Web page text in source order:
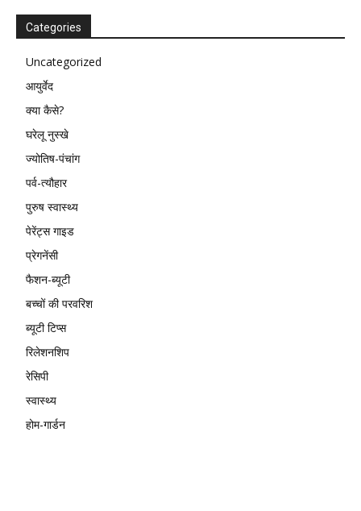
Categories
Uncategorized
आयुर्वेद
क्या कैसे?
घरेलू नुस्खे
ज्योतिष-पंचांग
पर्व-त्यौहार
पुरुष स्वास्थ्य
पेरेंट्स गाइड
प्रेगनेंसी
फैशन-ब्यूटी
बच्चों की परवरिश
ब्यूटी टिप्स
रिलेशनशिप
रेसिपी
स्वास्थ्य
होम-गार्डन